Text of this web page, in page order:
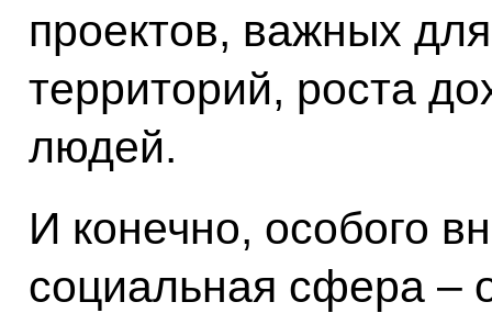
проектов, важных
территорий, роста
людей.
И конечно, особого
социальная сфера –